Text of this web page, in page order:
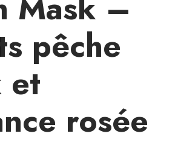
pêche
et
rosée